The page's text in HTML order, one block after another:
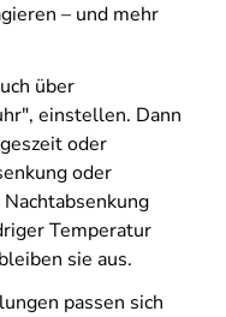
– und mehr
über
einstellen. Dann
oder
oder
Temperatur
sie aus.
passen sich